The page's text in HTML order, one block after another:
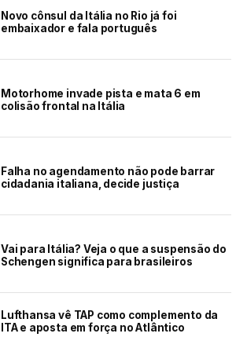
Novo cônsul da Itália no Rio já foi
embaixador e fala português
Motorhome invade pista e mata 6 em
colisão frontal na Itália
Falha no agendamento não pode barrar
cidadania italiana, decide justiça
Vai para Itália? Veja o que a suspensão do
Schengen significa para brasileiros
Lufthansa vê TAP como complemento da
ITA e aposta em força no Atlântico